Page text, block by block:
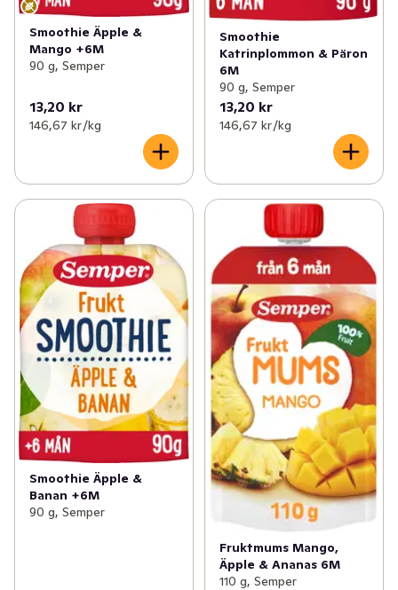
Smoothie Äpple &
Mango +6M
90 g, Semper
13,20 kr
146,67 kr /kg
Smoothie
Katrinplommon & Päron
6M
90 g, Semper
13,20 kr
146,67 kr /kg
Smoothie Äpple &
Banan +6M
90 g, Semper
Fruktmums Mango,
Äpple & Ananas 6M
110 g, Semper